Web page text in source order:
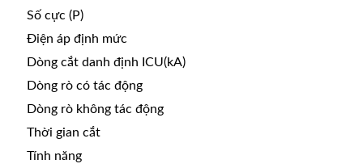
Số cực (P)
Điện áp định mức
Dòng cắt danh định ICU(kA)
Dòng rò có tác động
Dòng rò không tác động
Thời gian cắt
Tính năng